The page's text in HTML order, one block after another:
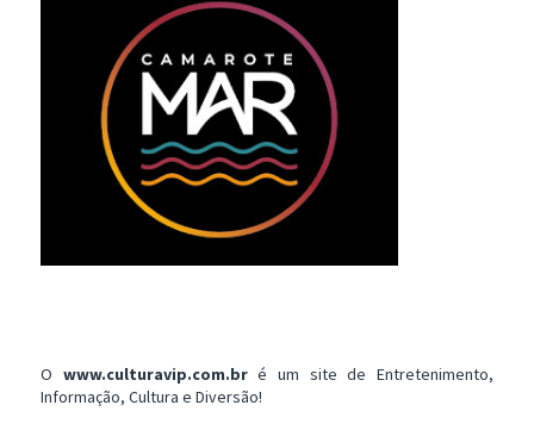
O www.culturavip.com.bré um site de Entretenimento,
Informação, Cultura e Diversão!